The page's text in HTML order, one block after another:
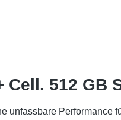
512 GB
Performance